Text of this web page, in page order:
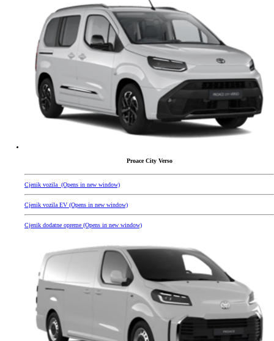
Proace City Verso
Cjenik vozila (Opens in new window)
Cjenik vozila EV (Opens in new window)
Cjenik dodatne opreme (Opens in new window)